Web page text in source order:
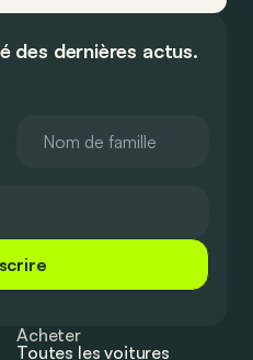
des dernières actus.
Acheter
Toutes les voitures